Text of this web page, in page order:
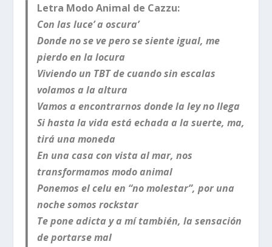
Letra Modo Animal de Cazzu:
Con las luce’ a oscura’
Donde no se ve pero se siente igual, me
pierdo en la locura
Viviendo un TBT de cuando sin escalas
volamos a la altura
Vamos a encontrarnos donde la ley no llega
Si hasta la vida está echada a la suerte, ma,
tirá una moneda
En una casa con vista al mar, nos
transformamos modo animal
Ponemos el celu en “no molestar”, por una
noche somos rockstar
Te pone adicta y a mí también, la sensación
de portarse mal